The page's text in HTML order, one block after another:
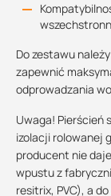
Do zestawu
zapewnić
odprowadzania
Uwaga! Pierścień
izolacji rolowanej
producent nie
wpustu z
resitrix, PVC), a